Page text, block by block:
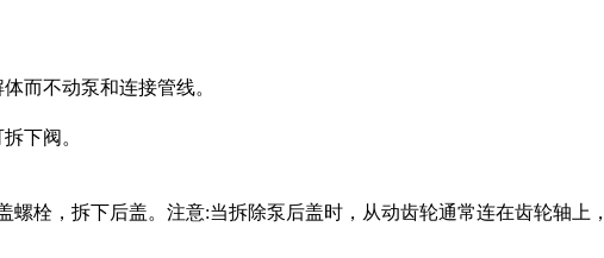
而不动泵和连接管线。
下阀。
栓，拆下后盖。注意:当拆除泵后盖时，从动齿轮通常连在齿轮轴